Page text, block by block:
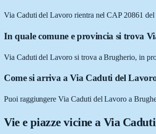
Via Caduti del Lavoro rientra nel CAP 20861
In quale comune e provincia si trova
Via Caduti del Lavoro si trova a Brugherio, in
Come si arriva a Via Caduti del
Puoi raggiungere Via Caduti del Lavoro a
Vie e piazze vicine a Via